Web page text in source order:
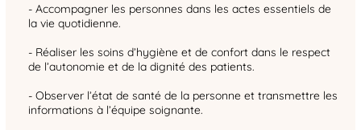
- Accompagner les personnes dans les actes essentiels de
la vie quotidienne.
- Réaliser les soins d’hygiène et de confort dans le respect
de l’autonomie et de la dignité des patients.
- Observer l’état de santé de la personne et transmettre les
informations à l’équipe soignante.